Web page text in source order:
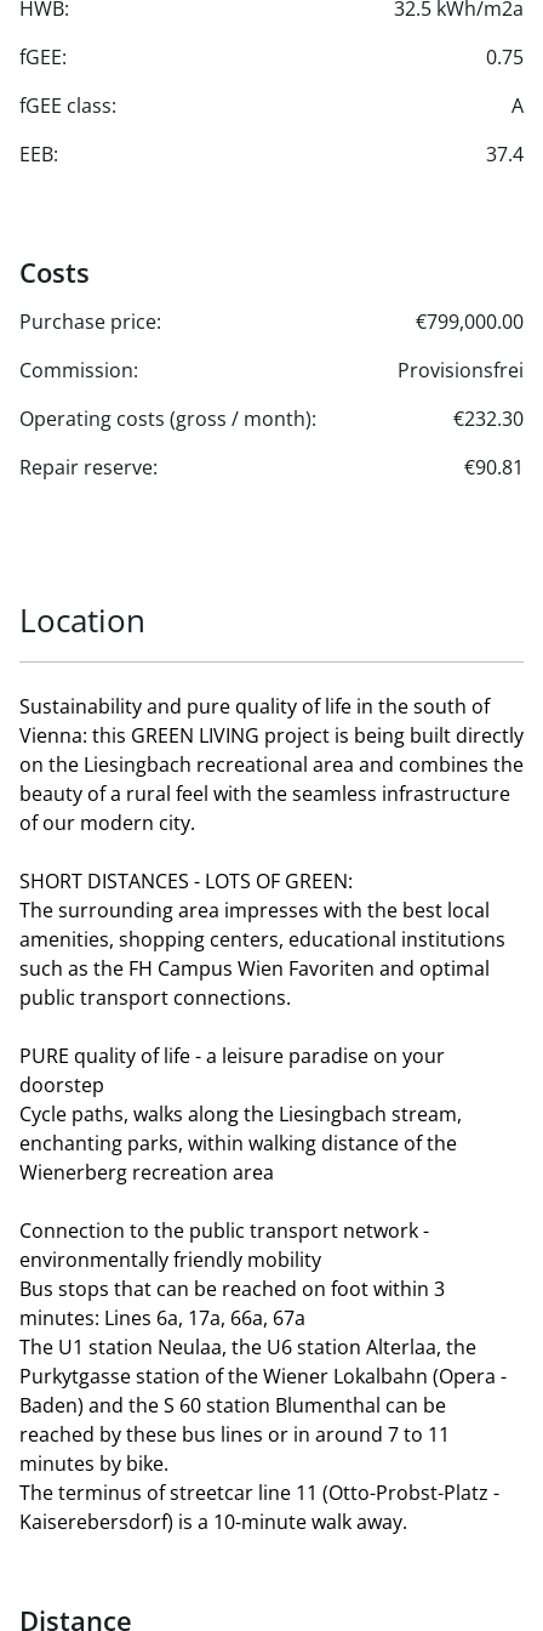
GEMEINSCHAFT - GROSS GESCHRIEBEN
Sitzbereiche, Gemeinschaftsraum mit Küche, Gemüse-
Hochbeete
HWB:
32.5 kWh/m2a
fGEE:
0.75
fGEE class:
A
EEB:
37.4
Costs
Purchase price:
€799,000.00
Commission:
Provisionsfrei
Operating costs (gross / month):
€232.30
Repair reserve:
€90.81
Location
Sustainability and pure quality of life in the south of
Vienna: this GREEN LIVING project is being built directly
on the Liesingbach recreational area and combines the
beauty of a rural feel with the seamless infrastructure
of our modern city.
SHORT DISTANCES - LOTS OF GREEN:
The surrounding area impresses with the best local
amenities, shopping centers, educational institutions
such as the FH Campus Wien Favoriten and optimal
public transport connections.
PURE quality of life - a leisure paradise on your
doorstep
Cycle paths, walks along the Liesingbach stream,
enchanting parks, within walking distance of the
Wienerberg recreation area
Connection to the public transport network -
environmentally friendly mobility
Bus stops that can be reached on foot within 3
minutes: Lines 6a, 17a, 66a, 67a
The U1 station Neulaa, the U6 station Alterlaa, the
Purkytgasse station of the Wiener Lokalbahn (Opera -
Baden) and the S 60 station Blumenthal can be
reached by these bus lines or in around 7 to 11
minutes by bike.
The terminus of streetcar line 11 (Otto-Probst-Platz -
Kaiserebersdorf) is a 10-minute walk away.
Distance